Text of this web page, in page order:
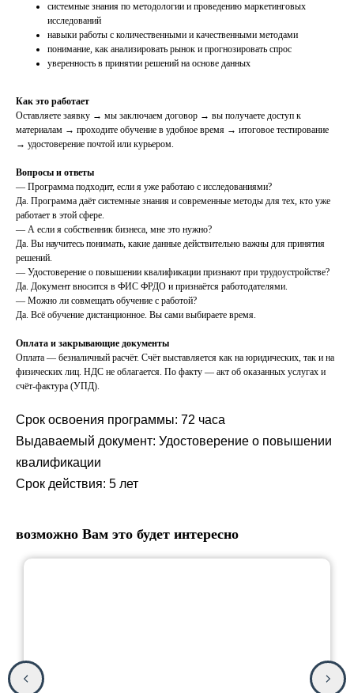
системные знания по методологии и проведению маркетинговых
исследований
навыки работы с количественными и качественными методами
понимание, как анализировать рынок и прогнозировать спрос
уверенность в принятии решений на основе данных
Как это работает
Оставляете заявку → мы заключаем договор → вы получаете доступ к
материалам → проходите обучение в удобное время → итоговое тестирование
→ удостоверение почтой или курьером.
Вопросы и ответы
— Программа подходит, если я уже работаю с исследованиями?
Да. Программа даёт системные знания и современные методы для тех, кто уже
работает в этой сфере.
— А если я собственник бизнеса, мне это нужно?
Да. Вы научитесь понимать, какие данные действительно важны для принятия
решений.
— Удостоверение о повышении квалификации признают при трудоустройстве?
Да. Документ вносится в ФИС ФРДО и признаётся работодателями.
— Можно ли совмещать обучение с работой?
Да. Всё обучение дистанционное. Вы сами выбираете время.
Оплата и закрывающие документы
Оплата — безналичный расчёт. Счёт выставляется как на юридических, так и на
физических лиц. НДС не облагается. По факту — акт об оказанных услугах и
счёт-фактура (УПД).
Срок освоения программы: 72 часа
Выдаваемый документ: Удостоверение о повышении
квалификации
Срок действия: 5 лет
возможно Вам это будет интересно